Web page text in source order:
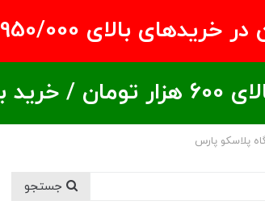
بالای ۵/950/000 تومان
پلاسکو پارس